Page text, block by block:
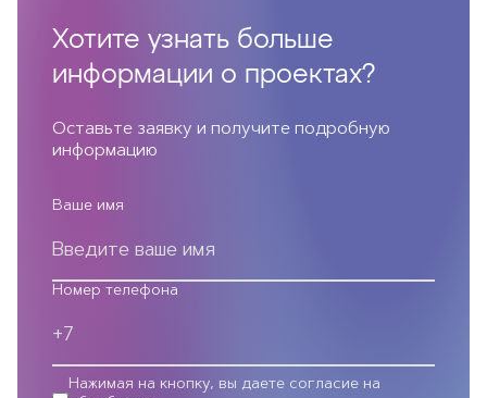
Хотите узнать больше
информации о проектах?
Оставьте заявку и получите подробную
информацию
Ваше имя
Номер телефона